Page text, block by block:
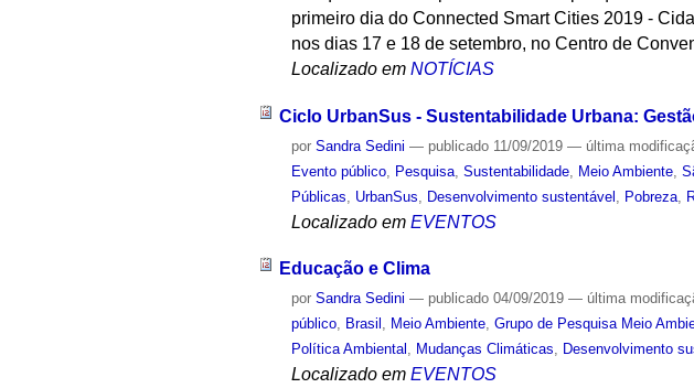
primeiro dia do Connected Smart Cities 2019 -
nos dias 17 e 18 de setembro, no Centro de
Localizado em NOTÍCIAS
Ciclo UrbanSus - Sustentabilidade Urbana:
porSandra Sedini — publicado 11/09/2019— última
Evento público Pesquisa ,Sustentabilidade Meio Ambiente ,
Públicas
UrbanSus Desenvolvimento sustentável Pobreza
Localizado em EVENTOS
Educação e Clima
porSandra Sedini — publicado 04/09/2019— última
público, Brasil , Meio Ambiente,Grupo de Pesquisa Meio
Política Ambiental , Mudanças Climáticas, Desenvolvimento
Localizado em EVENTOS